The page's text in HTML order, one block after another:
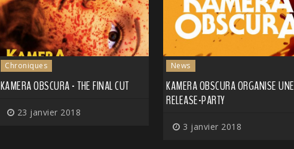
Chroniques
KAMERA OBSCURA - THE FINAL CUT
23 janvier 2018
News
KAMERA OBSCURA ORGANISE UNE
RELEASE-PARTY
3 janvier 2018